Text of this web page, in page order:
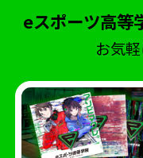
eスポーツ高等
お気